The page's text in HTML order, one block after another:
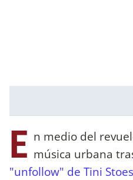
E n medio del
música urbana
"unfollow" de Tini